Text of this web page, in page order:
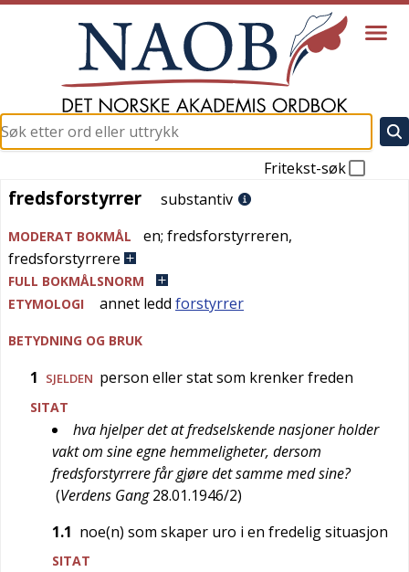
Fritekst-søk
fredsforstyrrer
fredsforstyrrer substantiv
MODERAT BOKMÅL en; fredsforstyrreren,
fredsforstyrrere
FULL BOKMÅLSNORM
ETYMOLOGI
annet ledd forstyrrer
BETYDNING OG BRUK
1 SJELDEN person eller stat som krenker freden
SITAT
hva hjelper det at fredselskende nasjoner holder
vakt om sine egne hemmeligheter, dersom
fredsforstyrrere får gjøre det samme med sine?
(Verdens Gang 28.01.1946/2)
1.1 noe(n) som skaper uro i en fredelig situasjon
SITAT